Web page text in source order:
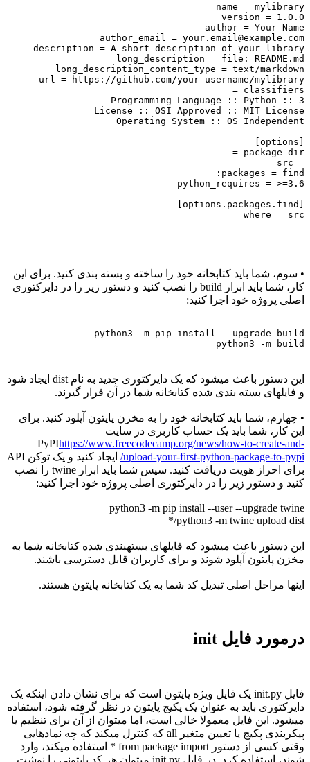
name = mylibrary
version = 1.0.0
author = Your Name
author_email = your.email@example.com
description = A short description of your library
long_description = file: README.md
long_description_content_type = text/markdown
url = https://github.com/your-username/mylibrary
classifiers =
Programming Language :: Python :: 3
License :: OSI Approved :: MIT License
Operating System :: OS Independent
package_dir =
= src
packages = find:
python_requires = >=3.6
where = src
• سوم، شما باید کتابخانه خود را ساخته و بسته بندی کنید. برای این
کار، شما باید ابزار build را نصب کنید و دستور زیر را در دایرکتوری
اصلی پروژه خود اجرا کنید:
python3 -m pip install --upgrade build
python3 -m build
این دستور باعث میشود که یک دایرکتوری جدید به نام dist ایجاد شود
و فایلهای بسته بندی شده کتابخانه شما در آن قرار گیرند.
• چهارم، شما باید کتابخانه خود را به مخزن پایتون آپلود کنید. برای
این کار، شما باید یک حساب کاربری در سایت
PyPIhttps://www.freecodecamp.org/news/how-to-create-and-
upload-your-first-python-package-to-pypi/
ایجاد کنید و یک توکن API
برای احراز هویت دریافت کنید. سپس شما باید ابزار twine را نصب
کنید و دستور زیر را در دایرکتوری اصلی پروژه خود اجرا کنید:
python3 -m pip install --user --upgrade twine
python3 -m twine upload dist/*
این دستور باعث میشود که فایلهای بستهبندی شده کتابخانه شما به
مخزن پایتون آپلود شوند و برای کاربران قابل دسترسی باشند.
اینها مراحل اصلی تبدیل کد شما به یک کتابخانه پایتون هستند.
درمورد فایل init
فایل init.py یک فایل ویژه پایتون است که برای نشان دادن اینکه یک
دایرکتوری باید به عنوان یک پکیج پایتون در نظر گرفته شود، استفاده
میشود. این فایل معمولا خالی است، اما میتوان از آن برای تنظیم یا
پیکربندی پکیج یا تعیین متغیر all که کنترل میکند که چه نمادهایی
وقتی کسی از دستور from package import * استفاده میکند، وارد
شوند، استفاده کرد. در فایل init.py میتوان هر کد پایتونی را نوشت